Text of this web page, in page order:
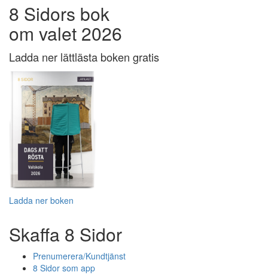
8 Sidors bok
om valet 2026
Ladda ner lättlästa boken gratis
Ladda ner boken
Skaffa 8 Sidor
Prenumerera/Kundtjänst
8 Sidor som app